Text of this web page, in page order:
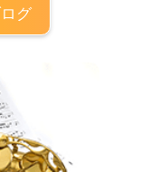
地よい音を奏でるのが
々試行錯誤、研究して
ージシャンという意識
サウンドプロデュ
グ